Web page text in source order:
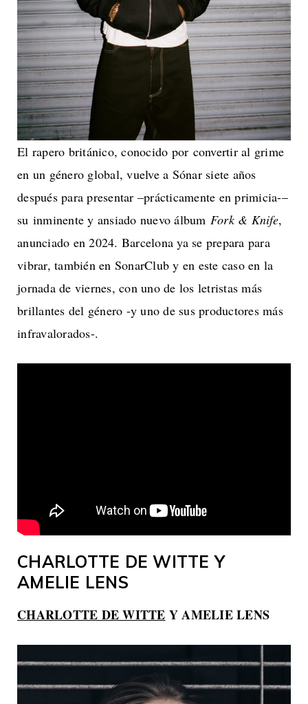
El rapero británico, conocido por convertir al grime
en un género global, vuelve a Sónar siete años
después para presentar –prácticamente en primicia-–
su inminente y ansiado nuevo álbum Fork & Knife,
anunciado en 2024. Barcelona ya se prepara para
vibrar, también en SonarClub y en este caso en la
jornada de viernes, con uno de los letristas más
brillantes del género -y uno de sus productores más
infravalorados-.
CHARLOTTE DE WITTE Y
AMELIE LENS
CHARLOTTE DE WITTE Y AMELIE LENS